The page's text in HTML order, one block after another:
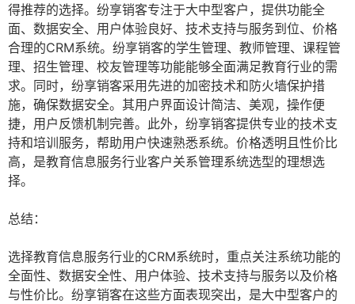
得推荐的选择。纷享销客专注于大中型客户，提供功能全
面、数据安全、用户体验良好、技术支持与服务到位、价格
合理的CRM系统。纷享销客的学生管理、教师管理、课程管
理、招生管理、校友管理等功能能够全面满足教育行业的需
求。同时，纷享销客采用先进的加密技术和防火墙保护措
施，确保数据安全。其用户界面设计简洁、美观，操作便
捷，用户反馈机制完善。此外，纷享销客提供专业的技术支
持和培训服务，帮助用户快速熟悉系统。价格透明且性价比
高，是教育信息服务行业客户关系管理系统选型的理想选
择。
总结：
选择教育信息服务行业的CRM系统时，重点关注系统功能的
全面性、数据安全性、用户体验、技术支持与服务以及价格
与性价比。纷享销客在这些方面表现突出，是大中型客户的